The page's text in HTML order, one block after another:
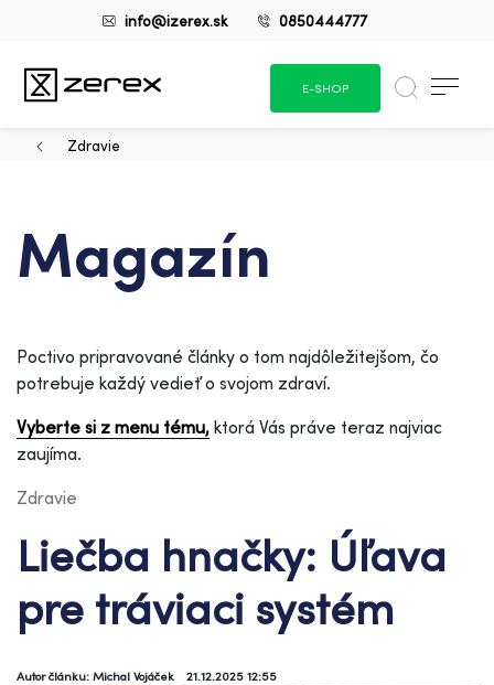
info@izerex.sk 0850444777
E-SHOP
Zdravie
Magazín
Poctivo pripravované články o tom najdôležitejšom, čo
potrebuje každý vedieť o svojom zdraví.
Vyberte si z menu tému, ktorá Vás práve teraz najviac
zaujíma.
Zdravie
Liečba hnačky: Úľava
pre tráviaci systém
Autor článku: Michal Vojáček 21.12.2025 12:55